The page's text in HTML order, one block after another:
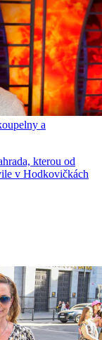
a
kterou od
v Hodkovičkách